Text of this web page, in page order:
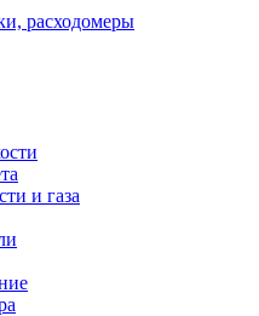
расходомеры
и газа